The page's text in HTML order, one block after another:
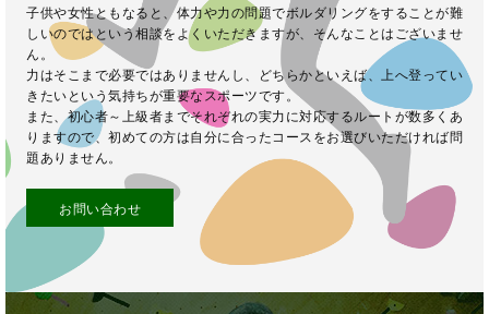
子供や女性ともなると、体力や力の問題でボルダリングをすることが難
しいのではという相談をよくいただきますが、そんなことはございませ
ん。
力はそこまで必要ではありませんし、どちらかといえば、上へ登ってい
きたいという気持ちが重要なスポーツです。
また、初心者～上級者までそれぞれの実力に対応するルートが数多くあ
りますので、初めての方は自分に合ったコースをお選びいただければ問
題ありません。
お問い合わせ